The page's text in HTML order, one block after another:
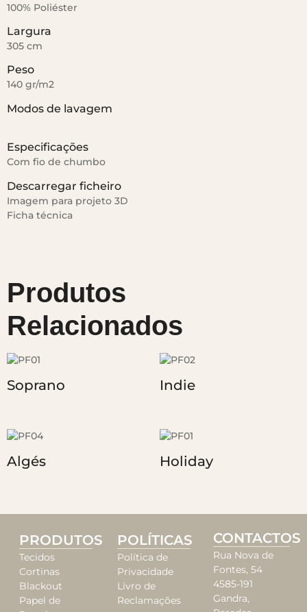
100% Poliéster
Largura
305 cm
Peso
140 gr/m2
Modos de lavagem
Especificações
Com fio de chumbo
Descarregar ficheiro
Imagem para projeto 3D
Ficha técnica
Produtos
Relacionados
Soprano Indie
Algés Holiday
PRODUTOS
Tecidos
Cortinas
Blackout
Papel de
POLÍTICAS
Política de
Privacidade
Livro de
Reclamações
CONTACTOS
Rua Nova de
Fontes, 54
4585-191
Gandra,